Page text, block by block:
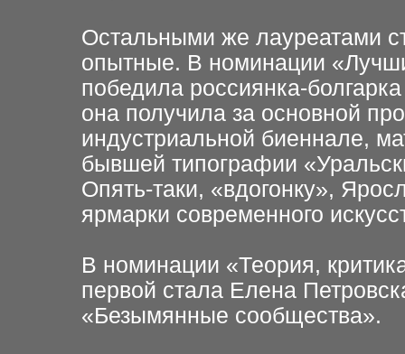
Остальными же лауреатами
опытные. В номинации
победила россиянка-
она получила за основной
индустриальной биеннале,
бывшей типографии
Опять-таки, «вдогонку»,
ярмарки современного
В номинации «Теория,
первой стала Елена
«Безымянные сообщества».